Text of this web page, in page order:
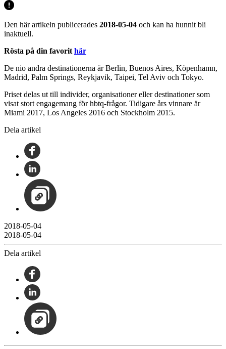
Den här artikeln publicerades 2018-05-04 och kan ha hunnit bli
inaktuell.
Rösta på din favorit här
De nio andra destinationerna är Berlin, Buenos Aires, Köpenhamn,
Madrid, Palm Springs, Reykjavik, Taipei, Tel Aviv och Tokyo.
Priset delas ut till individer, organisationer eller destinationer som
visat stort engagemang för hbtq-frågor. Tidigare års vinnare är
Miami 2017, Los Angeles 2016 och Stockholm 2015.
Dela artikel
2018-05-04
2018-05-04
Dela artikel